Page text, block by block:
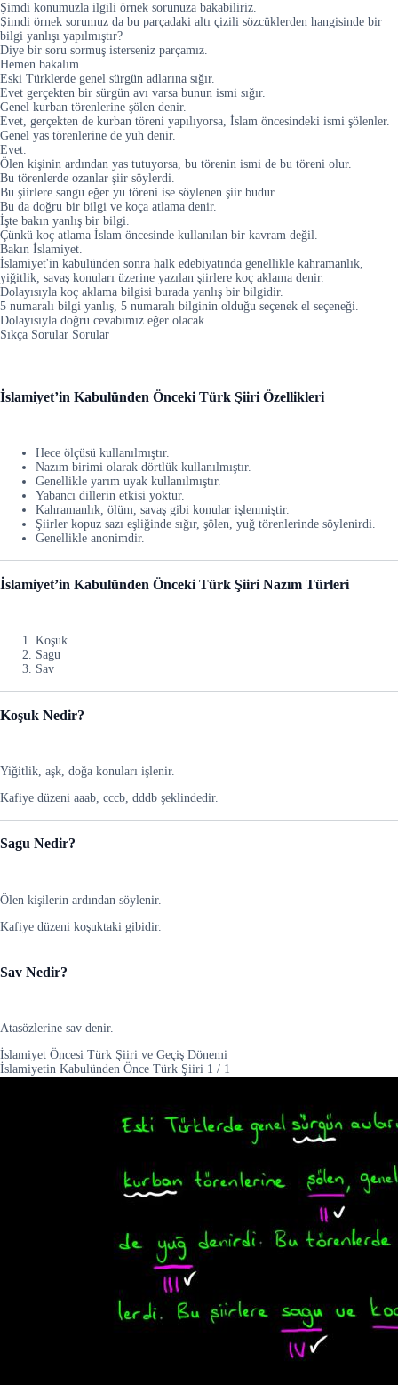
Şimdi konumuzla ilgili örnek sorunuza bakabiliriz.
Şimdi örnek sorumuz da bu parçadaki altı çizili sözcüklerden hangisinde bir
bilgi yanlışı yapılmıştır?
Diye bir soru sormuş isterseniz parçamız.
Hemen bakalım.
Eski Türklerde genel sürgün adlarına sığır.
Evet gerçekten bir sürgün avı varsa bunun ismi sığır.
Genel kurban törenlerine şölen denir.
Evet, gerçekten de kurban töreni yapılıyorsa, İslam öncesindeki ismi şölenler.
Genel yas törenlerine de yuh denir.
Evet.
Ölen kişinin ardından yas tutuyorsa, bu törenin ismi de bu töreni olur.
Bu törenlerde ozanlar şiir söylerdi.
Bu şiirlere sangu eğer yu töreni ise söylenen şiir budur.
Bu da doğru bir bilgi ve koça atlama denir.
İşte bakın yanlış bir bilgi.
Çünkü koç atlama İslam öncesinde kullanılan bir kavram değil.
Bakın İslamiyet.
İslamiyet'in kabulünden sonra halk edebiyatında genellikle kahramanlık,
yiğitlik, savaş konuları üzerine yazılan şiirlere koç aklama denir.
Dolayısıyla koç aklama bilgisi burada yanlış bir bilgidir.
5 numaralı bilgi yanlış, 5 numaralı bilginin olduğu seçenek el seçeneği.
Dolayısıyla doğru cevabımız eğer olacak.
Sıkça Sorular Sorular
İslamiyet’in Kabulünden Önceki Türk Şiiri Özellikleri
Hece ölçüsü kullanılmıştır.
Nazım birimi olarak dörtlük kullanılmıştır.
Genellikle yarım uyak kullanılmıştır.
Yabancı dillerin etkisi yoktur.
Kahramanlık, ölüm, savaş gibi konular işlenmiştir.
Şiirler kopuz sazı eşliğinde sığır, şölen, yuğ törenlerinde söylenirdi.
Genellikle anonimdir.
İslamiyet’in Kabulünden Önceki Türk Şiiri Nazım Türleri
Koşuk
Sagu
Sav
Koşuk Nedir?
Yiğitlik, aşk, doğa konuları işlenir.
Kafiye düzeni aaab, cccb, dddb şeklindedir.
Sagu Nedir?
Ölen kişilerin ardından söylenir.
Kafiye düzeni koşuktaki gibidir.
Sav Nedir?
Atasözlerine sav denir.
İslamiyet Öncesi Türk Şiiri ve Geçiş Dönemi
İslamiyetin Kabulünden Önce Türk Şiiri 1 / 1